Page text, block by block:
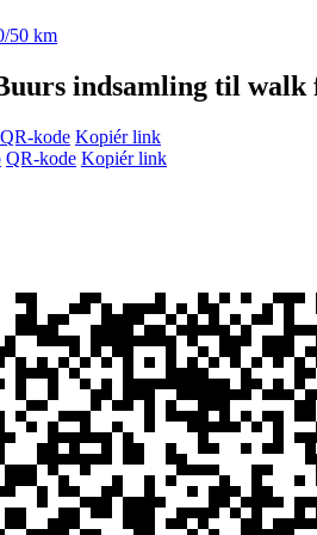
50 km
indsamling til walk
QR-kode Kopiér link
QR-kode Kopiér link